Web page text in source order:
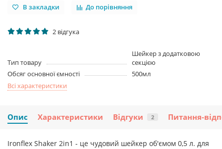
В закладки До порівняння
2 відгука
Тип товару
Шейкер з додатковою
секцією
Обсяг основної ємності
500мл
Всі характеристики
Опис Характеристики Відгуки 2 Питання-
Ironflex Shaker 2in1 - це чудовий шейкер об'ємом 0,5 л. для